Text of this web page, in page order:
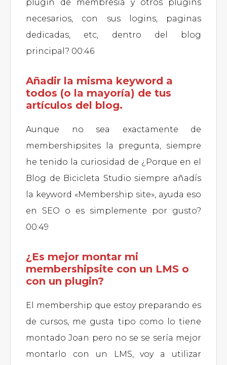
plugin de membresía y otros plugins
necesarios, con sus logins, paginas
dedicadas, etc, dentro del blog
principal? 00:46
Añadir la misma keyword a
todos (o la mayoría) de tus
artículos del blog.
Aunque no sea exactamente de
membershipsites la pregunta, siempre
he tenido la curiosidad de ¿Porque en el
Blog de Bicicleta Studio siempre añadís
la keyword «Membership site», ayuda eso
en SEO o es simplemente por gusto?
00:49
¿Es mejor montar mi
membershipsite con un LMS o
con un plugin?
El membership que estoy preparando es
de cursos, me gusta tipo como lo tiene
montado Joan pero no se se sería mejor
montarlo con un LMS, voy a utilizar